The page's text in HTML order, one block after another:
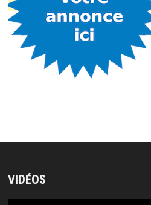
VIDÉOS